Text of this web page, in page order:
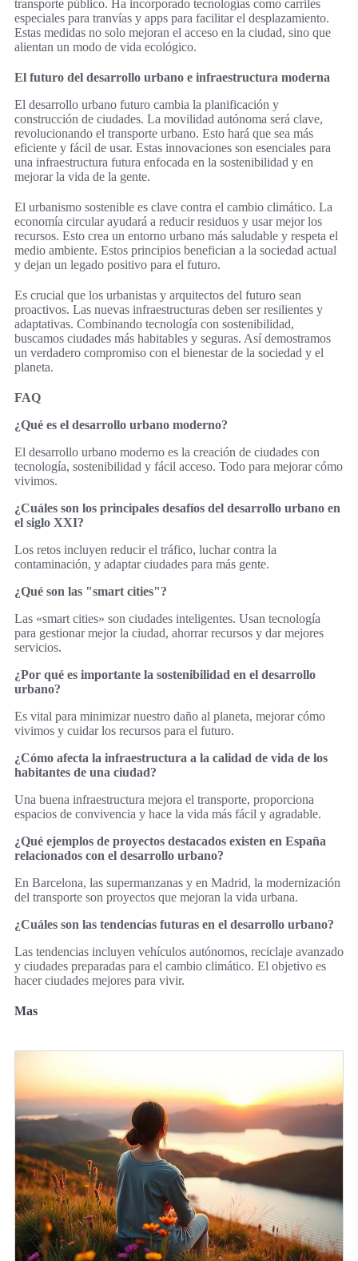
transporte público. Ha incorporado tecnologías como carriles
especiales para tranvías y apps para facilitar el desplazamiento.
Estas medidas no solo mejoran el acceso en la ciudad, sino que
alientan un modo de vida ecológico.
El futuro del desarrollo urbano e infraestructura moderna
El desarrollo urbano futuro cambia la planificación y
construcción de ciudades. La movilidad autónoma será clave,
revolucionando el transporte urbano. Esto hará que sea más
eficiente y fácil de usar. Estas innovaciones son esenciales para
una infraestructura futura enfocada en la sostenibilidad y en
mejorar la vida de la gente.
El urbanismo sostenible es clave contra el cambio climático. La
economía circular ayudará a reducir residuos y usar mejor los
recursos. Esto crea un entorno urbano más saludable y respeta el
medio ambiente. Estos principios benefician a la sociedad actual
y dejan un legado positivo para el futuro.
Es crucial que los urbanistas y arquitectos del futuro sean
proactivos. Las nuevas infraestructuras deben ser resilientes y
adaptativas. Combinando tecnología con sostenibilidad,
buscamos ciudades más habitables y seguras. Así demostramos
un verdadero compromiso con el bienestar de la sociedad y el
planeta.
FAQ
¿Qué es el desarrollo urbano moderno?
El desarrollo urbano moderno es la creación de ciudades con
tecnología, sostenibilidad y fácil acceso. Todo para mejorar cómo
vivimos.
¿Cuáles son los principales desafíos del desarrollo urbano en
el siglo XXI?
Los retos incluyen reducir el tráfico, luchar contra la
contaminación, y adaptar ciudades para más gente.
¿Qué son las "smart cities"?
Las «smart cities» son ciudades inteligentes. Usan tecnología
para gestionar mejor la ciudad, ahorrar recursos y dar mejores
servicios.
¿Por qué es importante la sostenibilidad en el desarrollo
urbano?
Es vital para minimizar nuestro daño al planeta, mejorar cómo
vivimos y cuidar los recursos para el futuro.
¿Cómo afecta la infraestructura a la calidad de vida de los
habitantes de una ciudad?
Una buena infraestructura mejora el transporte, proporciona
espacios de convivencia y hace la vida más fácil y agradable.
¿Qué ejemplos de proyectos destacados existen en España
relacionados con el desarrollo urbano?
En Barcelona, las supermanzanas y en Madrid, la modernización
del transporte son proyectos que mejoran la vida urbana.
¿Cuáles son las tendencias futuras en el desarrollo urbano?
Las tendencias incluyen vehículos autónomos, reciclaje avanzado
y ciudades preparadas para el cambio climático. El objetivo es
hacer ciudades mejores para vivir.
Mas